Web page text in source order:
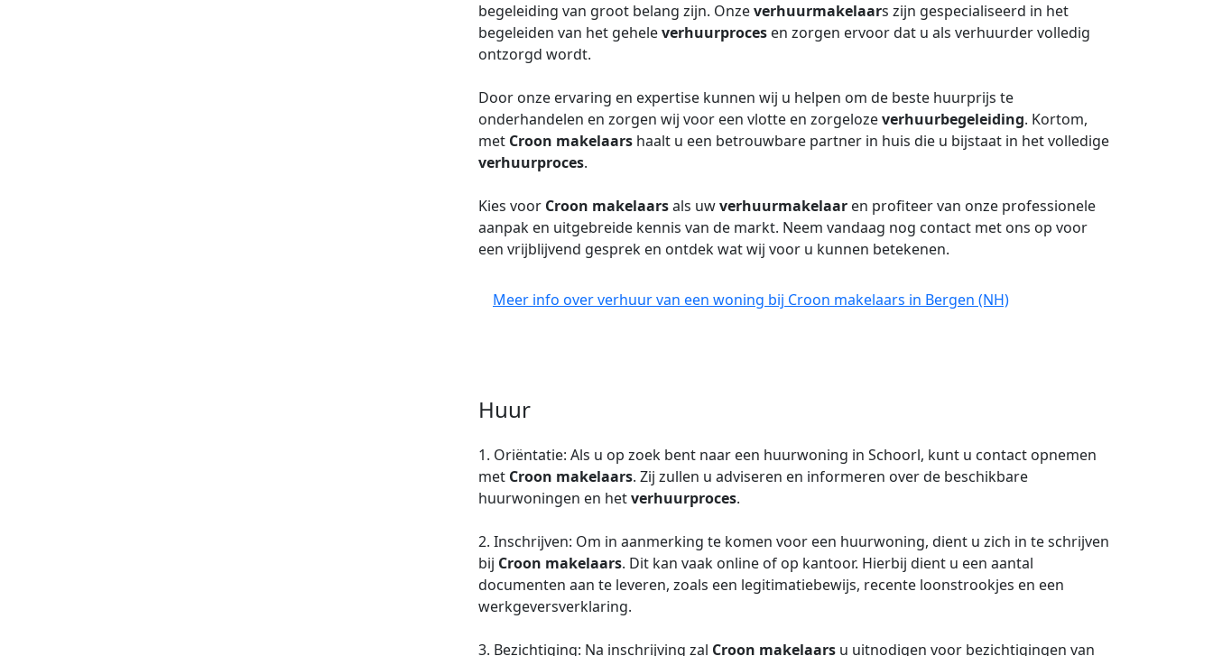
begeleiding van groot belang zijn. Onzeverhuurmakelaars zijn gespecialiseerd in het
begeleiden van het geheleverhuurproces en zorgen ervoor dat u als verhuurder volledig
ontzorgd wordt.
Door onze ervaring en expertise kunnen wij u helpen om de beste huurprijs te
onderhandelen en zorgen wij voor een vlotte en zorgelozeverhuurbegeleiding. Kortom,
met Croon makelaars haalt u een betrouwbare partner in huis die u bijstaat in het volledige
verhuurproces.
Kies voor Croon makelaarsals uwverhuurmakelaar en profiteer van onze professionele
aanpak en uitgebreide kennis van de markt. Neem vandaag nog contact met ons op voor
een vrijblijvend gesprek en ontdek wat wij voor u kunnen betekenen.
Meer info over verhuur van een woning bij Croon makelaars in Bergen (NH)
Huur
1. Oriëntatie: Als u op zoek bent naar een huurwoning in Schoorl, kunt u contact opnemen
met Croon makelaars. Zij zullen u adviseren en informeren over de beschikbare
huurwoningen en hetverhuurproces.
2. Inschrijven: Om in aanmerking te komen voor een huurwoning, dient u zich in te schrijven
bij Croon makelaars. Dit kan vaak online of op kantoor. Hierbij dient u een aantal
documenten aan te leveren, zoals een legitimatiebewijs, recente loonstrookjes en een
werkgeversverklaring.
3. Bezichtiging: Na inschrijving zal Croon makelaars u uitnodigen voor bezichtigingen van